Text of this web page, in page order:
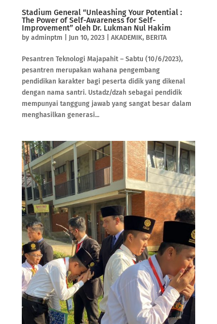
Stadium General “Unleashing Your Potential :
The Power of Self-Awareness for Self-
Improvement” oleh Dr. Lukman Nul Hakim
by adminptm Jun 10, 2023| AKADEMIK, BERITA
Pesantren Teknologi Majapahit – Sabtu (10/6/2023),
pesantren merupakan wahana pengembang
pendidikan karakter bagi peserta didik yang dikenal
dengan nama santri. Ustadz/dzah sebagai pendidik
mempunyai tanggung jawab yang sangat besar dalam
menghasilkan generasi...